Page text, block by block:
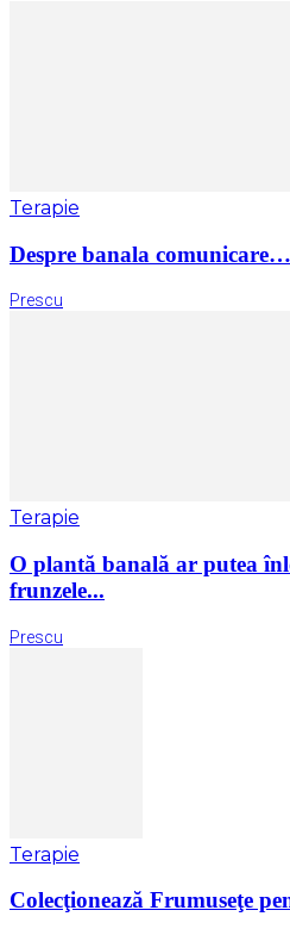
Terapie
Despre banala comunicare…
Prescu
Terapie
O plantă banală ar putea
frunzele...
Prescu
Terapie
Colecţionează Frumuseţe